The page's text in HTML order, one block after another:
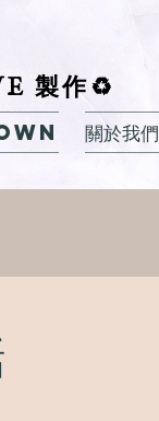
製作♻️
關於我們